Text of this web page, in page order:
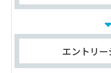
エントリ